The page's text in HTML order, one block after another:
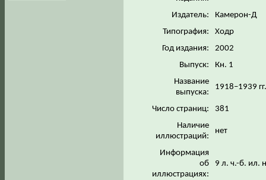
Издатель:
Камерон-Д
Типография:
Ходр
Год издания:
2002
Выпуск:
Кн. 1
Название
выпуска:
1918–1939
Число страниц:
381
Наличие
иллюстраций:
нет
Информация
об
иллюстрациях:
9 л. ч.-б. ил.